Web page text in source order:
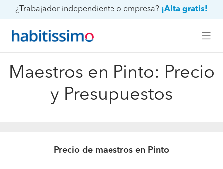
¿Trabajador independiente o empresa? ¡Alta gratis!
Maestros en Pinto: Precio
y Presupuestos
Precio de maestros en Pinto